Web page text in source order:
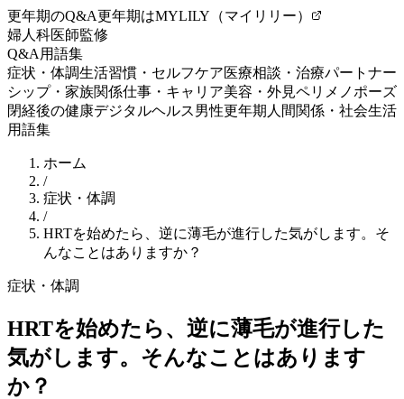
更年期のQ&A更年期はMYLILY（マイリリー）
婦人科医師監修
Q&A 用語集
症状・体調生活習慣・セルフケア医療相談・治療パートナー
シップ・家族関係仕事・キャリア美容・外見ペリメノポーズ
閉経後の健康デジタルヘルス男性更年期 人間関係・社会生活
用語集
ホーム
/
症状・体調
/
HRTを始めたら、逆に薄毛が進行した気がします。そ
んなことはありますか？
症状・体調
HRTを始めたら、逆に薄毛が進行した
気がします。そんなことはあります
か？